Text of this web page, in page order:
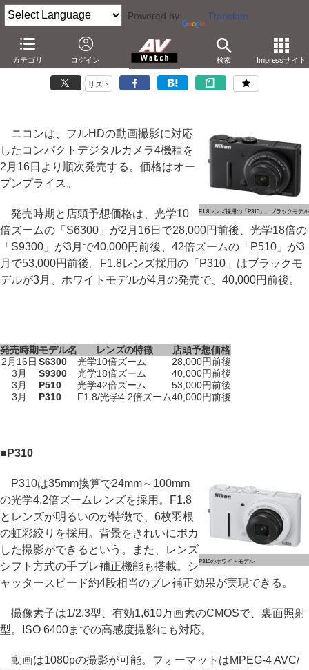
Powered by Translate
カテゴリ ログイン 検索 Impressサイト
ニコン、1080p撮影対応のコンパクトデジカメ4機種
－F1.8レンズの「P310」や光学18倍「S9300」など
リスト
F1.8レンズ採用の「P310」。ブラックモデル
ニコンは、フルHDの動画撮影に対応
したコンパクトデジタルカメラ4機種を
2月16日より順次発売する。価格はオー
プンプライス。
発売時期と店頭予想価格は、光学10
倍ズームの「S6300」が2月16日で28,000円前後、光学18倍の
「S9300」が3月で40,000円前後、42倍ズームの「P510」が3
月で53,000円前後。F1.8レンズ採用の「P310」はブラックモ
デルが3月、ホワイトモデルが4月の発売で、40,000円前後。
発売時期モデル名 レンズの特徴
店頭予想価格
2月16日 S6300 光学10倍ズーム
28,000円前後
3月
S9300 光学18倍ズーム
40,000円前後
3月
P510 光学42倍ズーム
53,000円前後
3月
P310 F1.8/光学4.2倍ズーム40,000円前後
■P310
P310のホワイトモデル
P310は35mm換算で24mm～100mm
の光学4.2倍ズームレンズを採用。F1.8
とレンズが明るいのが特徴で、6枚羽根
の虹彩絞りを採用。背景をきれいにボカ
した撮影ができるという。また、レンズ
シフト方式の手ブレ補正機能も搭載。シ
ャッタースピード約4段相当のブレ補正効果が実現できる。
撮像素子は1/2.3型、有効1,610万画素のCMOSで、裏面照射
型。ISO 6400までの高感度撮影にも対応。
動画は1080pの撮影が可能。フォーマットはMPEG-4 AVC/